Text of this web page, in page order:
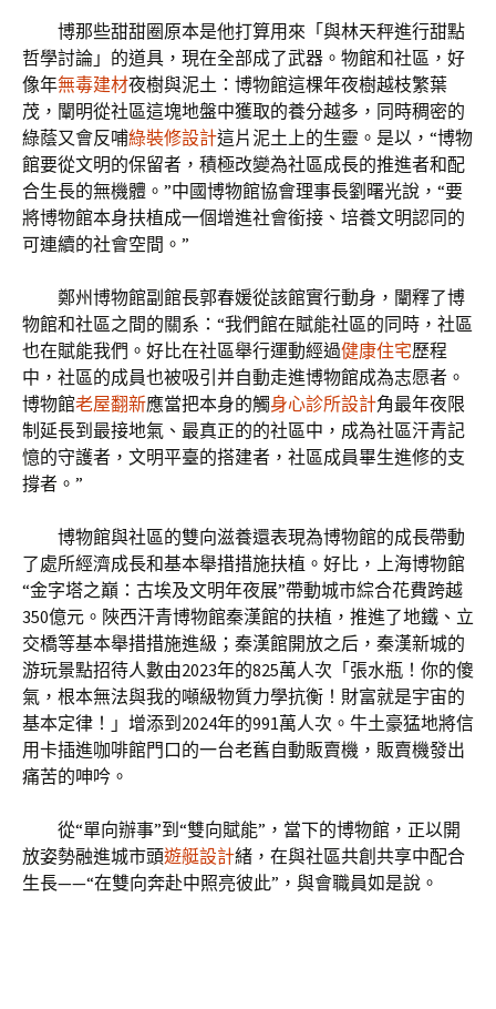
博那些甜甜圈原本是他打算用來「與林天秤進行甜點
哲學討論」的道具，現在全部成了武器。物館和社區，好
像年無毒建材夜樹與泥土：博物館這棵年夜樹越枝繁葉
茂，闡明從社區這塊地盤中獲取的養分越多，同時稠密的
綠蔭又會反哺綠裝修設計這片泥土上的生靈。是以，“博物
館要從文明的保留者，積極改變為社區成長的推進者和配
合生長的無機體。”中國博物館協會理事長劉曙光說，“要
將博物館本身扶植成一個增進社會銜接、培養文明認同的
可連續的社會空間。”
鄭州博物館副館長郭春媛從該館實行動身，闡釋了博
物館和社區之間的關系：“我們館在賦能社區的同時，社區
也在賦能我們。好比在社區舉行運動經過健康住宅歷程
中，社區的成員也被吸引并自動走進博物館成為志愿者。
博物館老屋翻新應當把本身的觸身心診所設計角最年夜限
制延長到最接地氣、最真正的的社區中，成為社區汗青記
憶的守護者，文明平臺的搭建者，社區成員畢生進修的支
撐者。”
博物館與社區的雙向滋養還表現為博物館的成長帶動
了處所經濟成長和基本舉措措施扶植。好比，上海博物館
“金字塔之巔：古埃及文明年夜展”帶動城市綜合花費跨越
350億元。陜西汗青博物館秦漢館的扶植，推進了地鐵、立
交橋等基本舉措措施進級；秦漢館開放之后，秦漢新城的
游玩景點招待人數由2023年的825萬人次「張水瓶！你的傻
氣，根本無法與我的噸級物質力學抗衡！財富就是宇宙的
基本定律！」增添到2024年的991萬人次。牛土豪猛地將信
用卡插進咖啡館門口的一台老舊自動販賣機，販賣機發出
痛苦的呻吟。
從“單向辦事”到“雙向賦能”，當下的博物館，正以開
放姿勢融進城市頭遊艇設計緒，在與社區共創共享中配合
生長——“在雙向奔赴中照亮彼此”，與會職員如是說。